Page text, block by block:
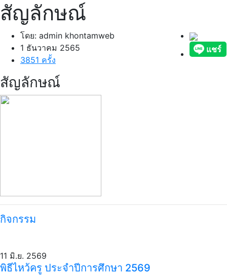
สัญลักษณ์
โดย: admin khontamweb
1 ธันวาคม 2565
3851 ครั้ง
สัญลักษณ์
กิจกรรม
11 มิ.ย. 2569
พิธีไหว้ครู ประจำปีการศึกษา 2569